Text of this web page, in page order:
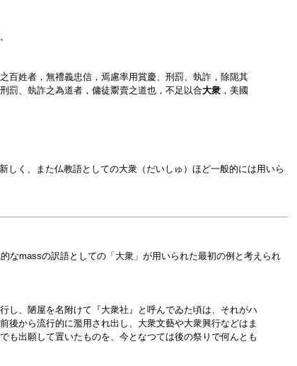
百姓者，無禮義忠信，焉慮率用賞慶、刑罰、埶詐，除阨其
罰、埶詐之為道者，傭徒鬻賣之道也，不足以合大衆，美國
く、また仏教語としての大衆（だいしゅ）ほど一般的には用いら
なmassの訳語としての「大衆」が用いられた最初の例と考えられ
し、陋屋を名附けて『大衆社』と呼んでゐた頃は、それがハ
後から流行的に濫用され出し、大衆文藝や大衆興行などはま
出願して置いたものを、今となつては後の祭りで何んとも